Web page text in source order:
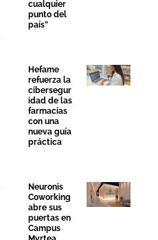
cualquier
punto del
país”
Hefame
refuerza la
cibersegur
idad de las
farmacias
con una
nueva guía
práctica
Neuronis
Coworking
abre sus
puertas en
Campus